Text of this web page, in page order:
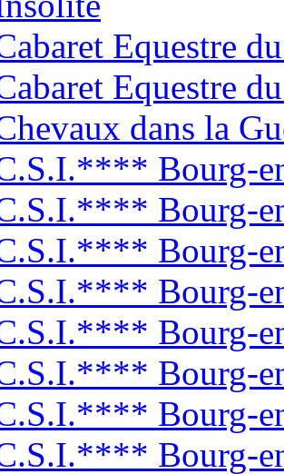
Equestre
Equestre
dans la
Bourg-
Bourg-
Bourg-
Bourg-
Bourg-
Bourg-
Bourg-
Bourg-